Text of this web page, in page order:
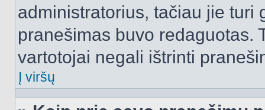
administratorius, tačiau jie turi
pranešimas buvo redaguotas.
vartotojai negali ištrinti
Į viršų